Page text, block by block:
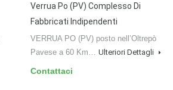
Verrua Po (PV) Complesso Di
Fabbricati Indipendenti
VERRUA PO (PV) posto nell’Oltrepò
Pavese a 60 Km… Ulteriori Dettagli
Contattaci